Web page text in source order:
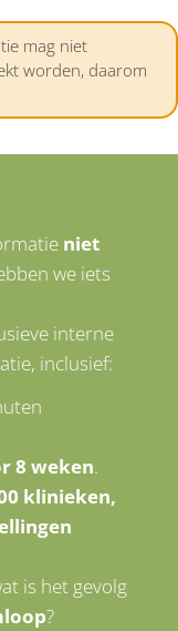
mag niet
worden, daarom
niet
we iets
interne
inclusief:
8 weken.
klinieken,
is het gevolg
?